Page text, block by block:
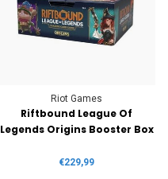
Riot Games
Riftbound League Of
Legends Origins Booster Box
€229,99